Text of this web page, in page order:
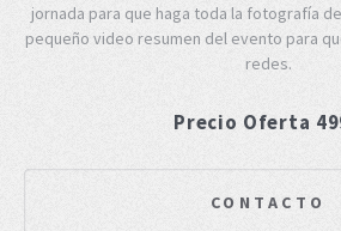
jornada para que haga toda la fotografía
pequeño video resumen del evento para
redes.
Precio Oferta
CONTACTO